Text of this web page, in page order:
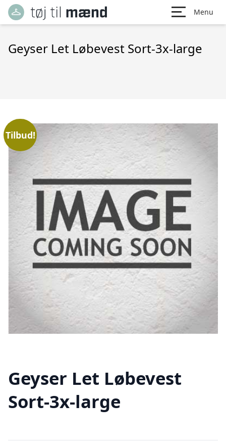
Menu
Geyser Let Løbevest Sort-3x-large
Tilbud!
Geyser Let Løbevest
Sort-3x-large